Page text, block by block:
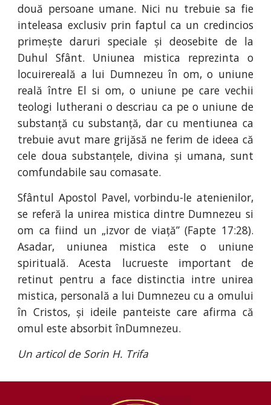
două persoane umane. Nici nu trebuie sa fie
inteleasa exclusiv prin faptul ca un credincios
primește daruri speciale și deosebite de la
Duhul Sfânt. Uniunea mistica reprezinta o
locuirereală a lui Dumnezeu în om, o uniune
reală între El si om, o uniune pe care vechii
teologi lutherani o descriau ca pe o uniune de
substanță cu substanță, dar cu mentiunea ca
trebuie avut mare grijăsă ne ferim de ideea că
cele doua substanțele, divina și umana, sunt
comfundabile sau comasate.
Sfântul Apostol Pavel, vorbindu-le atenienilor,
se referă la unirea mistica dintre Dumnezeu si
om ca fiind un „izvor de viață” (Fapte 17:28).
Asadar, uniunea mistica este o uniune
spirituală. Acesta lucrueste important de
retinut pentru a face distinctia intre unirea
mistica, personală a lui Dumnezeu cu a omului
în Cristos, și ideile panteiste care afirma că
omul este absorbit înDumnezeu.
Un articol de Sorin H. Trifa